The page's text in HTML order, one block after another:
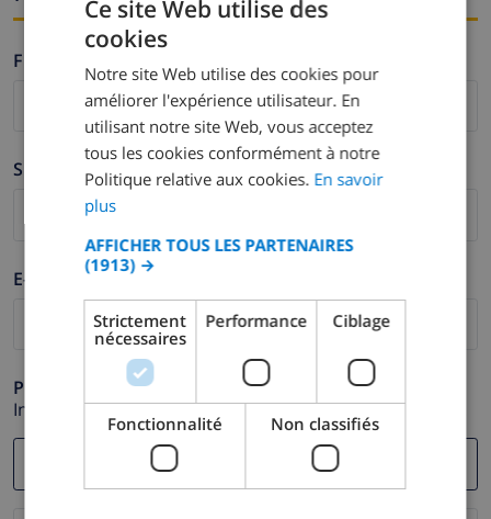
Firstname *
Surname *
E-mail *
Phone *
In case your email address does not function correctly.
DUTCH
SPANISH
GERMAN
DANISH
Ce site Web utilise des
cookies
Notre site Web utilise des cookies pour
améliorer l'expérience utilisateur. En
utilisant notre site Web, vous acceptez
tous les cookies conformément à notre
Politique relative aux cookies. En savoir
plus
AFFICHER TOUS LES PARTENAIRES
(1913) →
Strictement
nécessaires
Performance Ciblage
Fonctionnalité Non classifiés